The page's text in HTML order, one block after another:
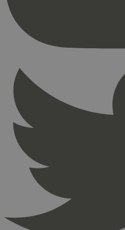
nelapi-product-archive-filters